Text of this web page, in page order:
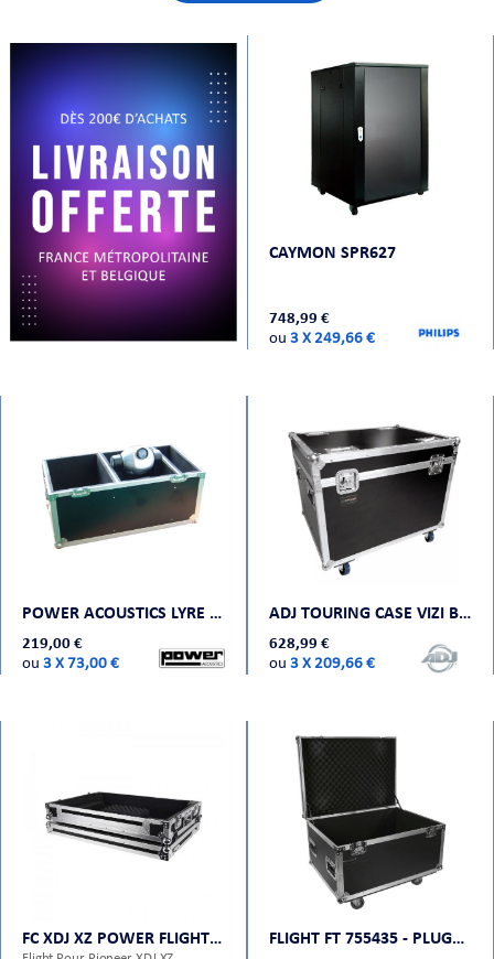
CAYMON SPR627
748,99 €
ou 3 X 249,66 €
POWER ACOUSTICS LYRE CASE
219,00 €
ou 3 X 73,00 €
ADJ TOURING CASE VIZI BEAM RXONE
628,99 €
ou 3 X 209,66 €
FC XDJ XZ POWER FLIGHT CASES FLIGHT FT 755435 - PLUGGER CASE